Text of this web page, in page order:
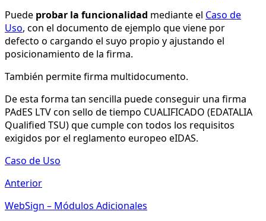
Puede probar la funcionalidad mediante el Caso de
Uso, con el documento de ejemplo que viene por
defecto o cargando el suyo propio y ajustando el
posicionamiento de la firma.
También permite firma multidocumento.
De esta forma tan sencilla puede conseguir una firma
PAdES LTV con sello de tiempo CUALIFICADO (EDATALIA
Qualified TSU) que cumple con todos los requisitos
exigidos por el reglamento europeo eIDAS.
Caso de Uso
Anterior
WebSign – Módulos Adicionales